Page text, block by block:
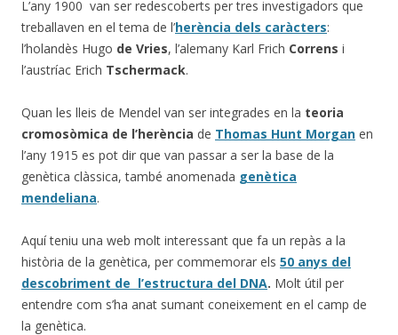
L’any 1900 van ser redescoberts per tres investigadors que
treballaven en el tema de l’herència dels caràcters:
l’holandès Hugo de Vries, l’alemany Karl Frich Correns i
l’austríac Erich Tschermack.
Quan les lleis de Mendel van ser integrades en la teoria
cromosòmica de l’herència de Thomas Hunt Morgan en
l’any 1915 es pot dir que van passar a ser la base de la
genètica clàssica, també anomenada genètica
mendeliana.
Aquí teniu una web molt interessant que fa un repàs a la
història de la genètica, per commemorar els 50 anys del
descobriment de l’estructura del DNA. Molt útil per
entendre com s’ha anat sumant coneixement en el camp de
la genètica.